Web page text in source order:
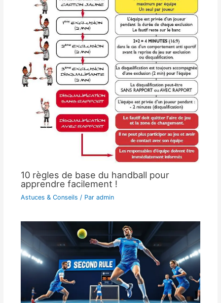
10 règles de base du handball pour
apprendre facilement !
Astuces & Conseils / Par admin